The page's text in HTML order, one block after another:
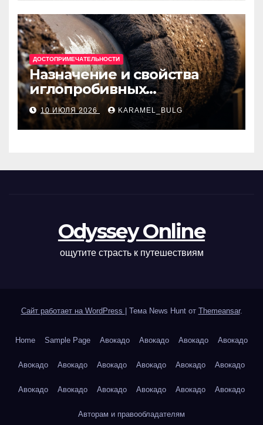
ДОСТОПРИМЕЧАТЕЛЬНОСТИ
Назначение и свойства
иглопробивных
базальтовых огнеупорных
матов
10 ИЮЛЯ 2026 KARAMEL_BULG
Odyssey Online
ощутите страсть к путешествиям
Сайт работает на WordPress Тема News Hunt от Themeansar.
Home Sample Page Авокадо Авокадо Авокадо Авокадо
Авокадо Авокадо Авокадо Авокадо Авокадо Авокадо
Авокадо Авокадо Авокадо Авокадо Авокадо Авокадо
Авторам и правообладателям